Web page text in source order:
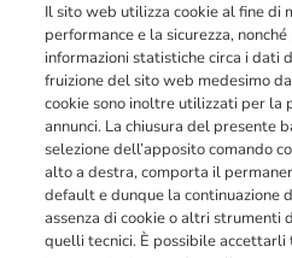
LEGGI
Punto di riferimento di
professionale orientata al mercato del
raggiunti e formati all’anno tra
03211992123
Il sito web utilizza cookie al fine di
performance e la sicurezza,
informazioni statistiche circa i dati
fruizione del sito web medesimo
cookie sono inoltre utilizzati per la
annunci. La chiusura del presente
selezione dell’apposito comando
alto a destra, comporta il
default e dunque la continuazione
assenza di cookie o altri strumenti
quelli tecnici. È possibile